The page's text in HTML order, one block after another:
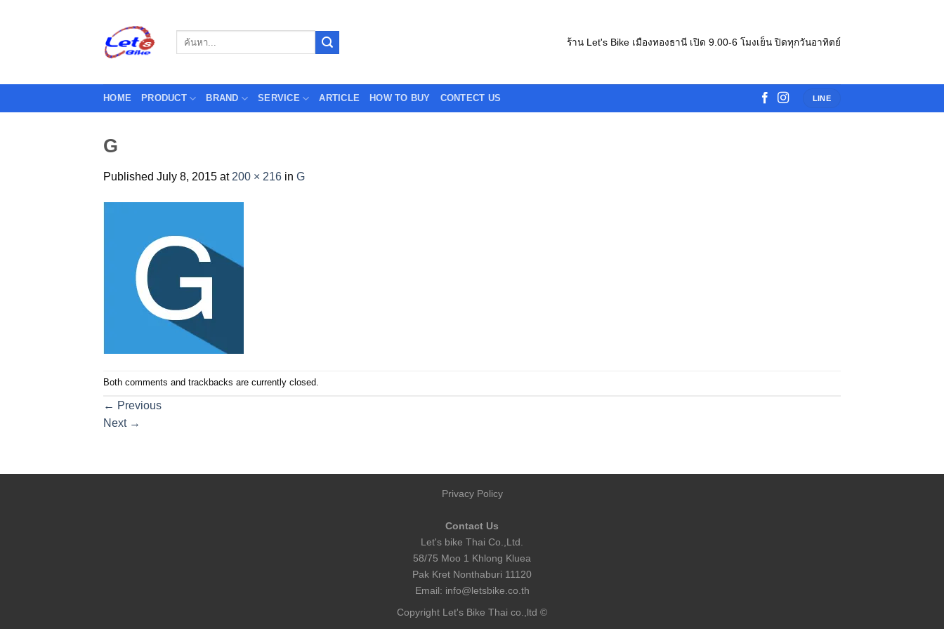
Search
ร้าน Let's Bike เมืองทองธานี เปิด 9.00-6 โมงเย็น ปิดทุกวันอาทิตย์
HOME PRODUCT BRAND SERVICE ARTICLE HOW TO BUY CONTECT US LINE
G
Published July 8, 2015 at 200 × 216 in G
Both comments and trackbacks are currently closed.
← Previous
Next →
Privacy Policy
Contact Us
Let's bike Thai Co.,Ltd.
58/75 Moo 1 Khlong Kluea
Pak Kret Nonthaburi 11120
Email: info@letsbike.co.th
Copyright Let's Bike Thai co.,ltd ©